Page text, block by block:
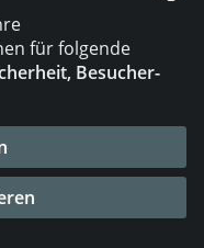
der
für folgende
Besucher-